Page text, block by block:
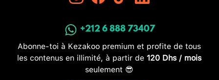
+212 6 888 73407
Abonne-toi à Kezakoo premium et profite de tous
les contenus en illimité, à partir de 120 Dhs / mois
seulement 😎